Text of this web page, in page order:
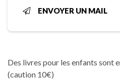
ENVOYER UN MAIL
Des livres pour les enfants sont
(caution 10€)